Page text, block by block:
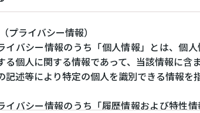
プライバシー情報）
イバシー情報のうち「個人情報」とは、個
る個人に関する情報であって、当該情報に
記述等により特定の個人を識別できる情報を
イバシー情報のうち「履歴情報および特性